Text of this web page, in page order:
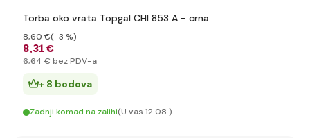
Torba oko vrata Topgal CHI 853 A - crna
8,31 €
8,60 €(-3 %)
6,64 € bez PDV-a
+ 8 bodova
Zadnji komad na zalihi(U vas 12.08.)